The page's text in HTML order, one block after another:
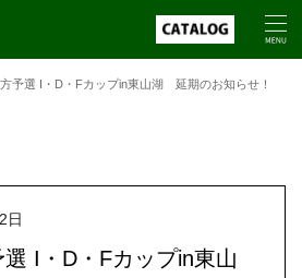
方予選 I・D・Fカップin東山湖 延期のお知らせ！
日
選 I・D・Fカップin東山